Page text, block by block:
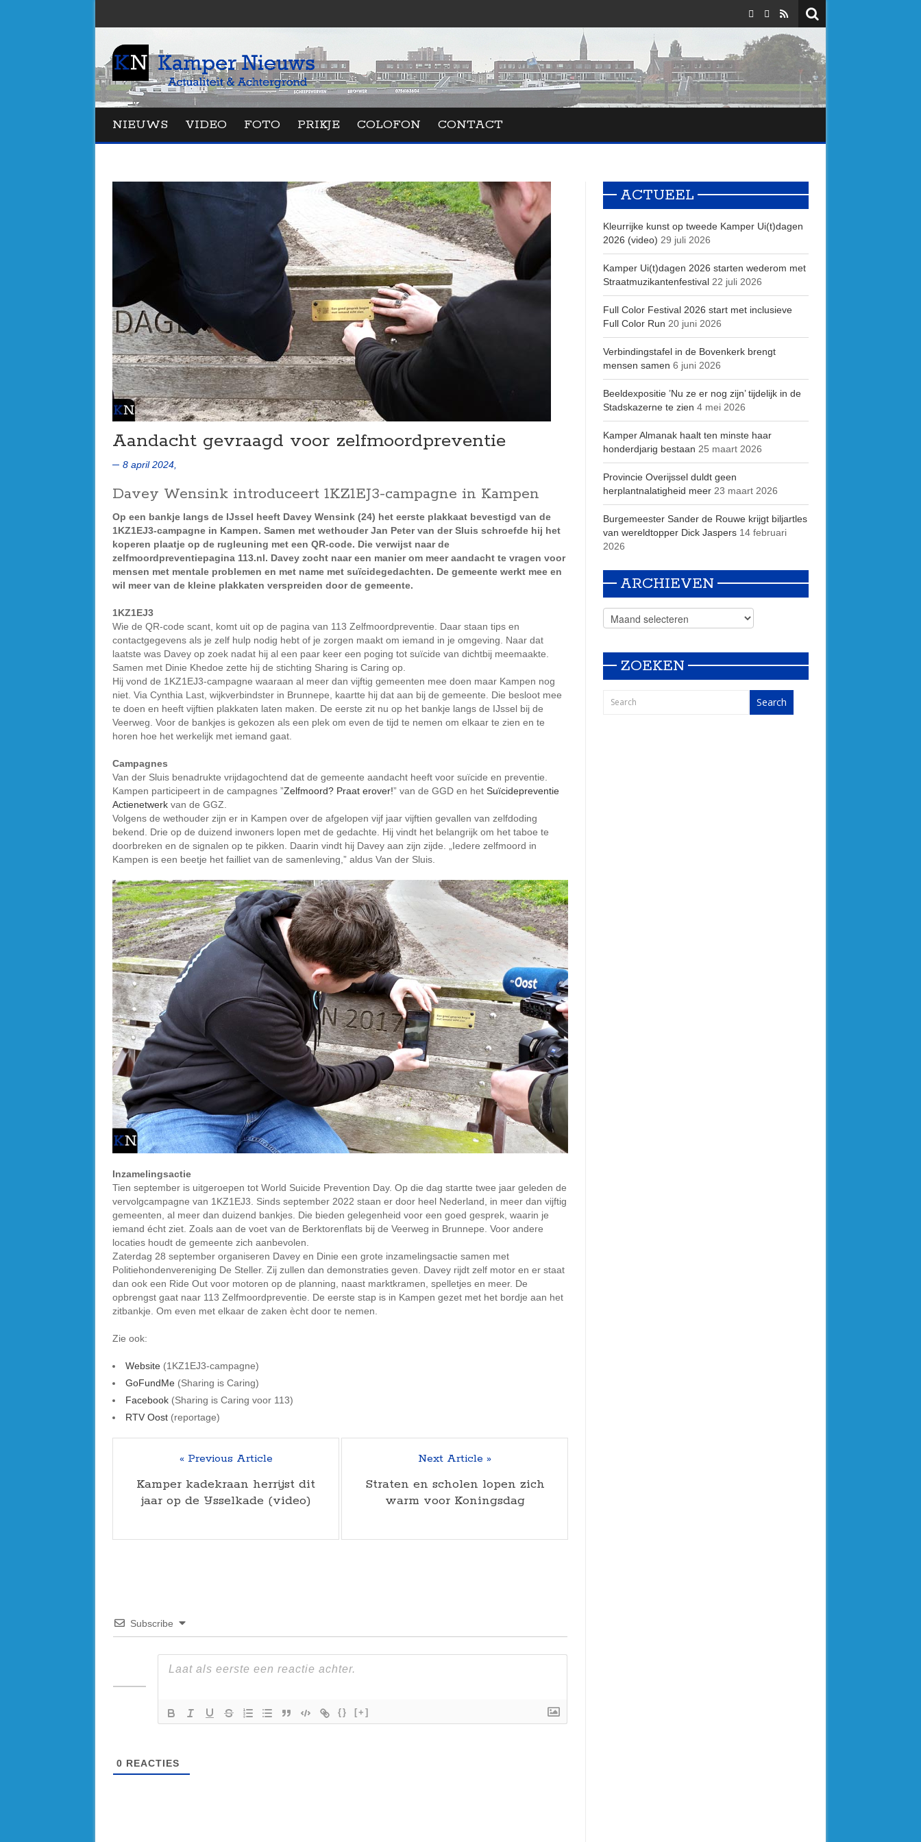
NIEUWS VIDEO FOTO PRIKJE COLOFON CONTACT
Aandacht gevraagd voor zelfmoordpreventie
8 april 2024,
Davey Wensink introduceert 1KZ1EJ3-campagne in Kampen
Op een bankje langs de IJssel heeft Davey Wensink (24) het eerste plakkaat bevestigd van de
1KZ1EJ3-campagne in Kampen. Samen met wethouder Jan Peter van der Sluis schroefde hij het
koperen plaatje op de rugleuning met een QR-code. Die verwijst naar de
zelfmoordpreventiepagina 113.nl. Davey zocht naar een manier om meer aandacht te vragen voor
mensen met mentale problemen en met name met suïcidegedachten. De gemeente werkt mee en
wil meer van de kleine plakkaten verspreiden door de gemeente.
1KZ1EJ3
Wie de QR-code scant, komt uit op de pagina van 113 Zelfmoordpreventie. Daar staan tips en
contactgegevens als je zelf hulp nodig hebt of je zorgen maakt om iemand in je omgeving. Naar dat
laatste was Davey op zoek nadat hij al een paar keer een poging tot suïcide van dichtbij meemaakte.
Samen met Dinie Khedoe zette hij de stichting Sharing is Caring op.
Hij vond de 1KZ1EJ3-campagne waaraan al meer dan vijftig gemeenten mee doen maar Kampen nog
niet. Via Cynthia Last, wijkverbindster in Brunnepe, kaartte hij dat aan bij de gemeente. Die besloot mee
te doen en heeft vijftien plakkaten laten maken. De eerste zit nu op het bankje langs de IJssel bij de
Veerweg. Voor de bankjes is gekozen als een plek om even de tijd te nemen om elkaar te zien en te
horen hoe het werkelijk met iemand gaat.
Campagnes
Van der Sluis benadrukte vrijdagochtend dat de gemeente aandacht heeft voor suïcide en preventie.
Kampen participeert in de campagnes ”Zelfmoord? Praat erover!” van de GGD en het Suïcidepreventie
Actienetwerk van de GGZ.
Volgens de wethouder zijn er in Kampen over de afgelopen vijf jaar vijftien gevallen van zelfdoding
bekend. Drie op de duizend inwoners lopen met de gedachte. Hij vindt het belangrijk om het taboe te
doorbreken en de signalen op te pikken. Daarin vindt hij Davey aan zijn zijde. „Iedere zelfmoord in
Kampen is een beetje het failliet van de samenleving,” aldus Van der Sluis.
Inzamelingsactie
Tien september is uitgeroepen tot World Suicide Prevention Day. Op die dag startte twee jaar geleden de
vervolgcampagne van 1KZ1EJ3. Sinds september 2022 staan er door heel Nederland, in meer dan vijftig
gemeenten, al meer dan duizend bankjes. Die bieden gelegenheid voor een goed gesprek, waarin je
iemand écht ziet. Zoals aan de voet van de Berktorenflats bij de Veerweg in Brunnepe. Voor andere
locaties houdt de gemeente zich aanbevolen.
Zaterdag 28 september organiseren Davey en Dinie een grote inzamelingsactie samen met
Politiehondenvereniging De Steller. Zij zullen dan demonstraties geven. Davey rijdt zelf motor en er staat
dan ook een Ride Out voor motoren op de planning, naast marktkramen, spelletjes en meer. De
opbrengst gaat naar 113 Zelfmoordpreventie. De eerste stap is in Kampen gezet met het bordje aan het
zitbankje. Om even met elkaar de zaken ècht door te nemen.
Zie ook:
Website (1KZ1EJ3-campagne)
GoFundMe (Sharing is Caring)
Facebook (Sharing is Caring voor 113)
RTV Oost (reportage)
« Previous Article
Kamper kadekraan herrijst dit
jaar op de IJsselkade (video)
Next Article »
Straten en scholen lopen zich
warm voor Koningsdag
Subscribe
{} [+]
0 REACTIES
ACTUEEL
Kleurrijke kunst op tweede Kamper Ui(t)dagen
2026 (video) 29 juli 2026
Kamper Ui(t)dagen 2026 starten wederom met
Straatmuzikantenfestival 22 juli 2026
Full Color Festival 2026 start met inclusieve
Full Color Run 20 juni 2026
Verbindingstafel in de Bovenkerk brengt
mensen samen 6 juni 2026
Beeldexpositie ’Nu ze er nog zijn’ tijdelijk in de
Stadskazerne te zien 4 mei 2026
Kamper Almanak haalt ten minste haar
honderdjarig bestaan 25 maart 2026
Provincie Overijssel duldt geen
herplantnalatigheid meer 23 maart 2026
Burgemeester Sander de Rouwe krijgt biljartles
van wereldtopper Dick Jaspers 14 februari
2026
ARCHIEVEN
ZOEKEN